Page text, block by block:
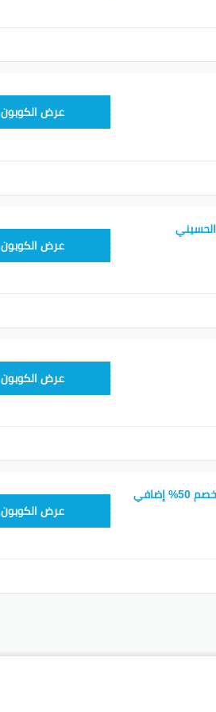
عرض الكوبون
عرض الكوبون
عرض الكوبون
كود خصم ستايلي تويتر خصم 50% إضافي
عرض الكوبون